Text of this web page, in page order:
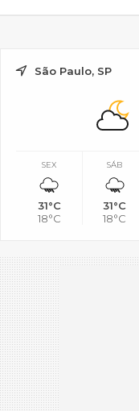
São Paulo, SP
SEX
31°C
18°C
SÁB
31°C
18°C